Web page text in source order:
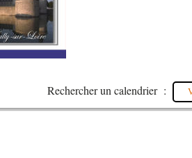
Rechercher un calendrier :